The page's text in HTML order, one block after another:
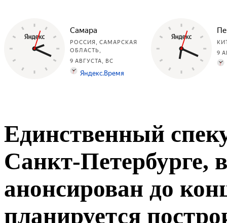
Единственный
Санкт-Петербурге,
анонсирован до
планируется